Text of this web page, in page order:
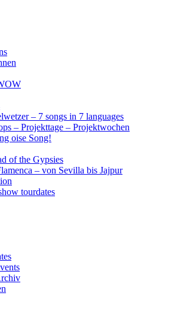
– 7 songs in 7 languages
– Projekttage – Projektwochen
oise Song!
of the Gypsies
– von Sevilla bis Jajpur
tourdates